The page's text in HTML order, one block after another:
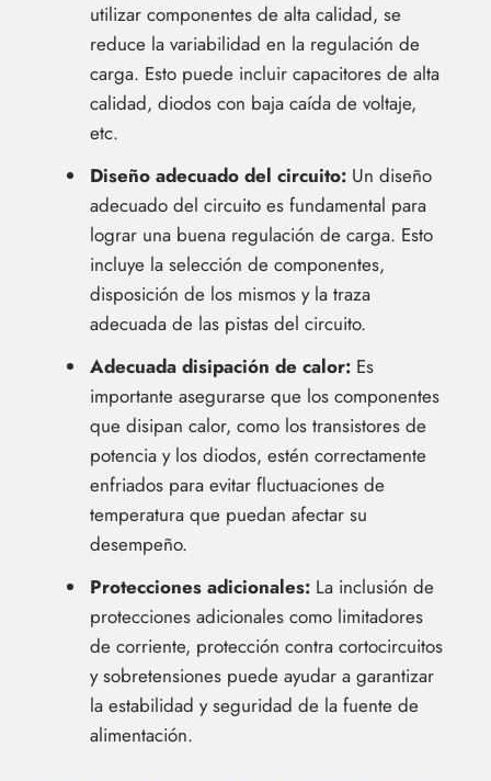
utilizar componentes de alta calidad, se
reduce la variabilidad en la regulación de
carga. Esto puede incluir capacitores de alta
calidad, diodos con baja caída de voltaje,
etc.
Diseño adecuado del circuito: Un diseño
adecuado del circuito es fundamental para
lograr una buena regulación de carga. Esto
incluye la selección de componentes,
disposición de los mismos y la traza
adecuada de las pistas del circuito.
Adecuada disipación de calor: Es
importante asegurarse que los componentes
que disipan calor, como los transistores de
potencia y los diodos, estén correctamente
enfriados para evitar fluctuaciones de
temperatura que puedan afectar su
desempeño.
Protecciones adicionales: La inclusión de
protecciones adicionales como limitadores
de corriente, protección contra cortocircuitos
y sobretensiones puede ayudar a garantizar
la estabilidad y seguridad de la fuente de
alimentación.